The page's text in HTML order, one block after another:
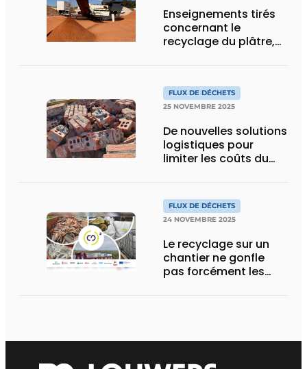
Enseignements tirés
concernant le
recyclage du plâtre,
FLUX DE DÉCHETS
25 NOVEMBRE 2025
De nouvelles solutions
logistiques pour
limiter les coûts du
FLUX DE DÉCHETS
24 NOVEMBRE 2025
Le recyclage sur un
chantier ne gonfle
pas forcément les